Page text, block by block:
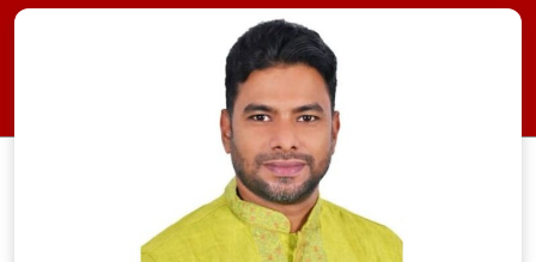
তাকে কেন্দ্রীয় কৃষি বিষয়ক সম্পাদক হিসেবে
দায়িত্ব দেওয়া হয়েছে। বৃহস্পতিবার বিএনপির
সিনিয়র যুগ্ম মহাসচিব রুহুল কবির রিজভী
স্বাক্ষরিত এক বিজ্ঞপ্তিতে নতুন কমিটির
অনুমোদনের বিষয়টি জানানো হয়। কমিটিতে
আব্দুল মোনায়েম মুন্নাকে সভাপতি […]